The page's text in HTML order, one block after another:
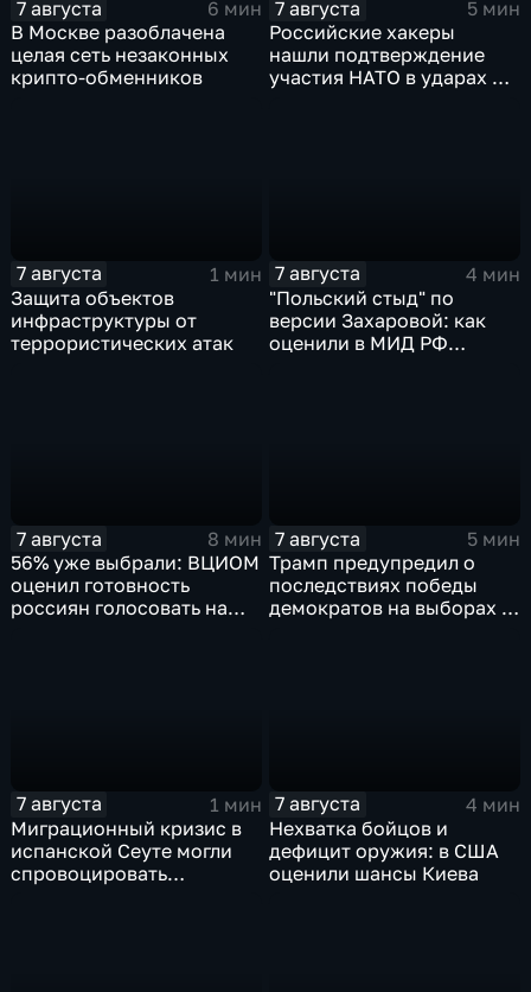
7 августа
6 мин
В Москве разоблачена
целая сеть незаконных
крипто-обменников
7 августа
5 мин
Российские хакеры
нашли подтверждение
участия НАТО в ударах по
7 августа
1 мин
Защита объектов
инфраструктуры от
террористических атак
7 августа
4 мин
"Польский стыд" по
версии Захаровой: как
оценили в МИД РФ
7 августа
8 мин
56% уже выбрали: ВЦИОМ
оценил готовность
россиян голосовать на
7 августа
5 мин
Трамп предупредил о
последствиях победы
демократов на выборах в
7 августа
1 мин
Миграционный кризис в
испанской Сеуте могли
спровоцировать
7 августа
4 мин
Нехватка бойцов и
дефицит оружия: в США
оценили шансы Киева